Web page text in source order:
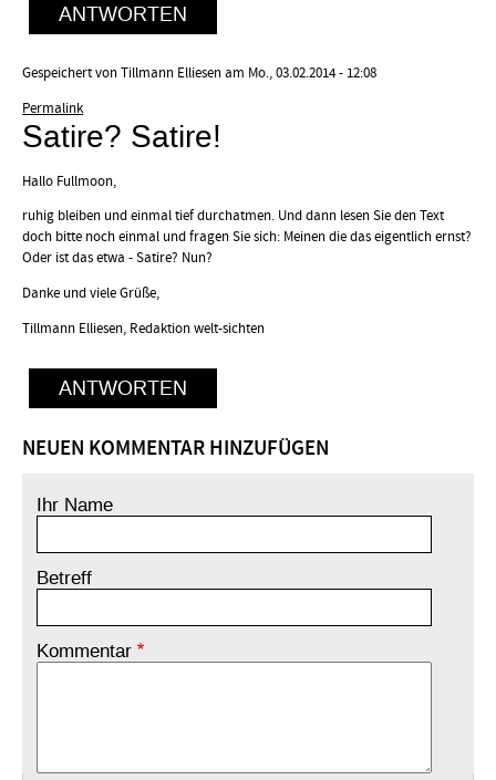
ANTWORTEN
Gespeichert vonTillmann Elliesenam Mo., 03.02.2014 - 12:08
Permalink
Satire? Satire!
Hallo Fullmoon,
ruhig bleiben und einmal tief durchatmen. Und dann lesen Sie den Text
doch bitte noch einmal und fragen Sie sich: Meinen die das eigentlich ernst?
Oder ist das etwa - Satire? Nun?
Danke und viele Grüße,
Tillmann Elliesen, Redaktion welt-sichten
ANTWORTEN
NEUEN KOMMENTAR HINZUFÜGEN
Ihr Name
Betreff
Kommentar